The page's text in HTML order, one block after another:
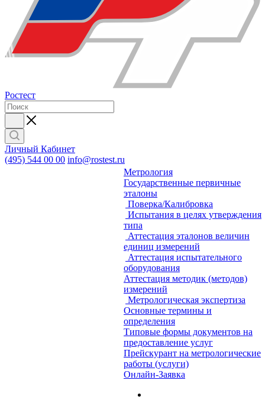
Ростест
Личный Кабинет
(495) 544 00 00 info@rostest.ru
Метрология
Государственные первичные
эталоны
Поверка/Калибровка
Испытания в целях утверждения
типа
Аттестация эталонов величин
единиц измерений
Аттестация испытательного
оборудования
Аттестация методик (методов)
измерений
Метрологическая экспертиза
Основные термины и
определения
Типовые формы документов на
предоставление услуг
Прейскурант на метрологические
работы (услуги)
Онлайн-Заявка